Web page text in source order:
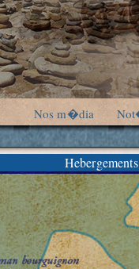
Nos m�dia